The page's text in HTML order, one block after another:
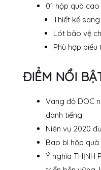
01 hộp quà
Thiết kế
Lót bảo vệ
Phù hợp
ĐIỂM NỔI
Vang đỏ DOC
danh tiếng
Niên vụ 2020
Bao bì hộp
Ý nghĩa THỊNH